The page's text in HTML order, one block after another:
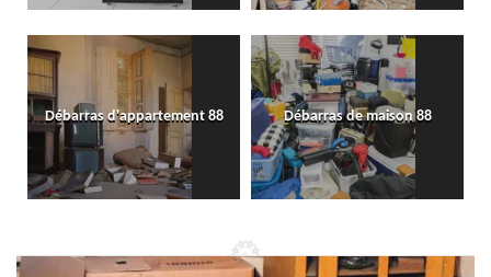
Débarras d'appartement 88 Débarras de maison 88